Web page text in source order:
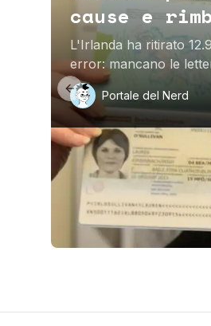
cause e
L'Irlanda ha ritirato
error: mancano le
documento.
Portale del Nerd
Previous slide